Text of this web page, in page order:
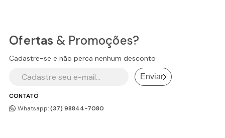
CONTATO
Whatsapp:(37) 98844-7080
Ofertas & Promoções?
Cadastre-se e não perca nenhum desconto
Enviar